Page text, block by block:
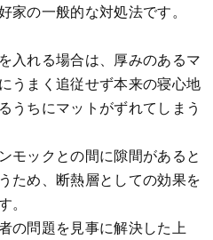
家の一般的な対処法です。
入れる場合は、厚みのあるマ
うまく追従せず本来の寝心地
うちにマットがずれてしまう
モックとの間に隙間があると
ため、断熱層としての効果を
の問題を見事に解決した上